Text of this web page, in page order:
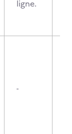
ligne.
-